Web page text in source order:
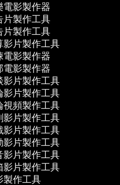
影製作器
製作工具
製作工具
片製作工具
影製作器
影製作器
片製作工具
片製作工具
頻製作工具
片製作工具
片製作工具
片製作工具
片製作工具
片製作工具
作工具